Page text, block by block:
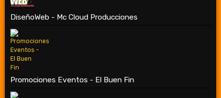
DiseñoWeb - Mc Cloud Producciones
Promociones Eventos - El Buen Fin